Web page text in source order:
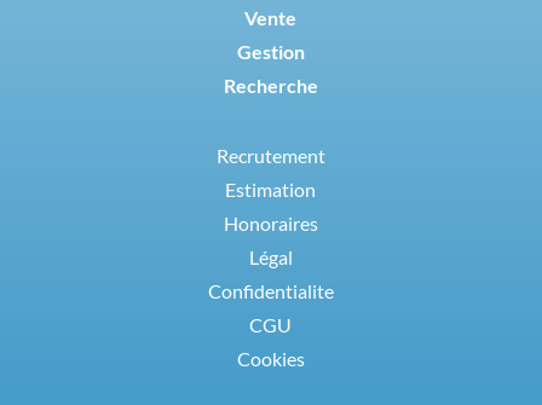
Vente
Gestion
Recherche
Recrutement
Estimation
Honoraires
Légal
Confidentialite
CGU
Cookies